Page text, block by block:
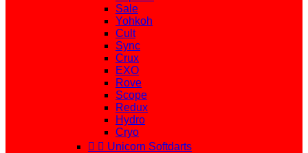
Sale
Yohkoh
Cult
Sync
Crux
EXO
Rove
Scope
Redux
Hydro
Cryo
  Unicorn Softdarts